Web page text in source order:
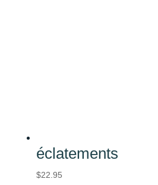
éclatements
$22.95